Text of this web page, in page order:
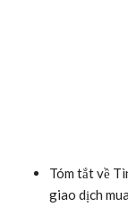
Tóm tắt về
giao dịch